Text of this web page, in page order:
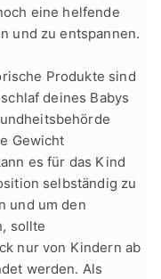
eine helfende
und zu entspannen.
Produkte sind
deines Babys
Gewicht
es für das Kind
selbständig zu
und um den
sollte
nur von Kindern ab
werden. Als